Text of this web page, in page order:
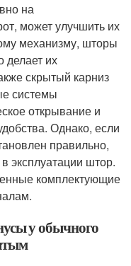
на
может улучшить их
механизму, шторы
делает их
скрытый карниз
системы
открывание и
Однако, если
правильно,
эксплуатации штор.
комплектующие
у обычного